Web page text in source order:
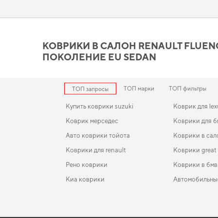
требованиям
Созданные из прочного EVA материала, наши коврики
КОВРИКИ В САЛОН RENAULT
ПОКОЛЕНИЕ EU SEDAN
ТОП запросы ТОП марки ТОП фильтры
Купить коврики suzuki
Коврик мерседес
Авто коврики тойота
Коврики для renault
Рено коврики
Киа коврики
Коврик для
Коврики для
Коврики в
Коврики great
Коврики в бмв